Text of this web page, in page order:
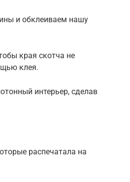
и обклеиваем нашу
края скотча не
клея.
интерьер, сделав
распечатала на